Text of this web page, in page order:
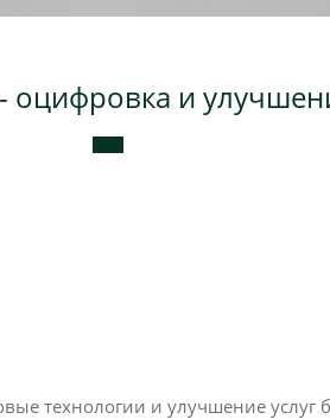
и
технологии и улучшение услуг